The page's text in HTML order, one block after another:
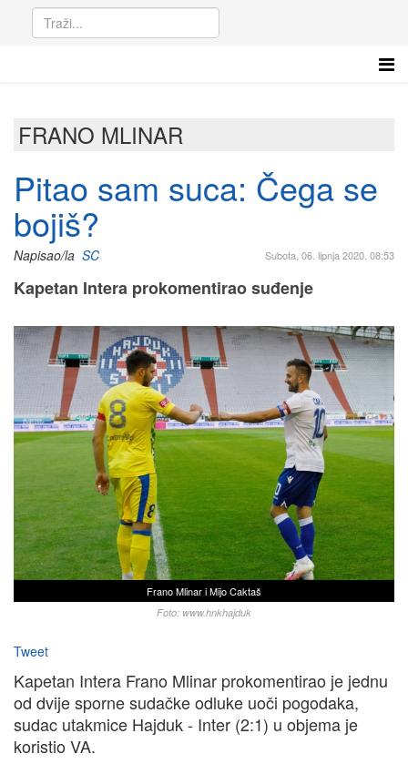
FRANO MLINAR
Pitao sam suca: Čega se
bojiš?
Subota, 06. lipnja 2020. 08:53
Napisao/la SC
Kapetan Intera prokomentirao suđenje
Frano Mlinar i Mijo Caktaš
Foto: www.hnkhajduk
Tweet
Kapetan Intera Frano Mlinar prokomentirao je jednu
od dvije sporne sudačke odluke uoči pogodaka,
sudac utakmice Hajduk - Inter (2:1) u objema je
koristio VA.